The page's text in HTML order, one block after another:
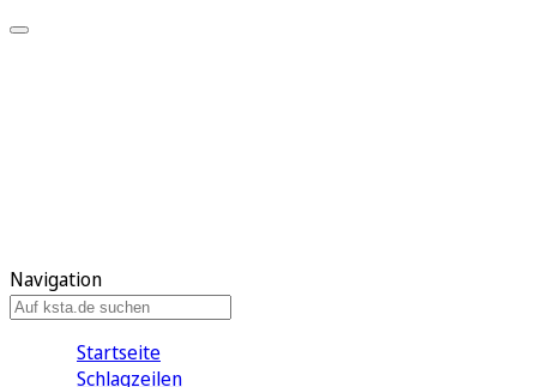
Navigation
Startseite
Schlagzeilen